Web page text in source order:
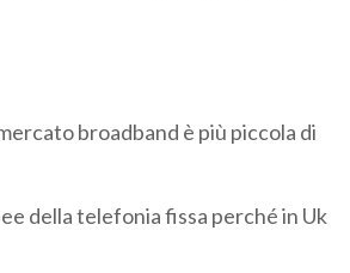
broadband è più piccola di
della telefonia fissa perché in Uk